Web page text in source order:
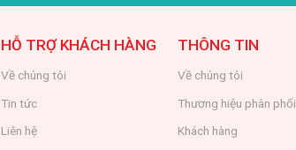
HỖ TRỢ KHÁCH HÀNG
Về chúng tôi
Tin tức
Liên hệ
THÔNG TIN
Về chúng tôi
Thương hiệu phân phối
Khách hàng